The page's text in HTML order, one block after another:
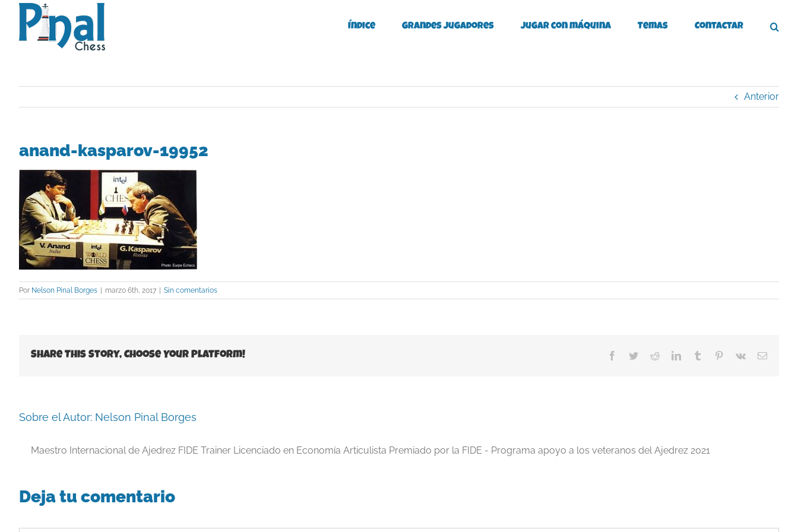
Saltar
contenido
Índice Grandes Jugadores Jugar con máquina Temas Contactar
Anterior
anand-kasparov-19952
Por Nelson Pinal Borges | marzo 6th, 2017 | Sin comentarios
Share This Story, Choose Your Platform! Facebook
TwitterRedditLinkedInTumblr Pinterest
Vk
Correo
Sobre el Autor: Nelson Pinal Borges
Maestro Internacional de Ajedrez FIDE Trainer Licenciado en Economía Articulista Premiado por la FIDE - Programa apoyo a los veteranos del Ajedrez 2021
Deja tu comentario